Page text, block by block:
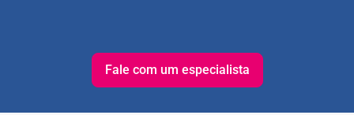
Fale com um especialista